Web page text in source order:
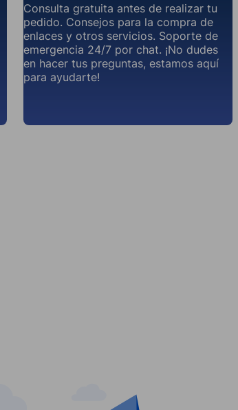
Consulta gratuita antes de realizar tu
pedido. Consejos para la compra de
enlaces y otros servicios. Soporte de
emergencia 24/7 por chat. ¡No dudes
en hacer tus preguntas, estamos aquí
para ayudarte!